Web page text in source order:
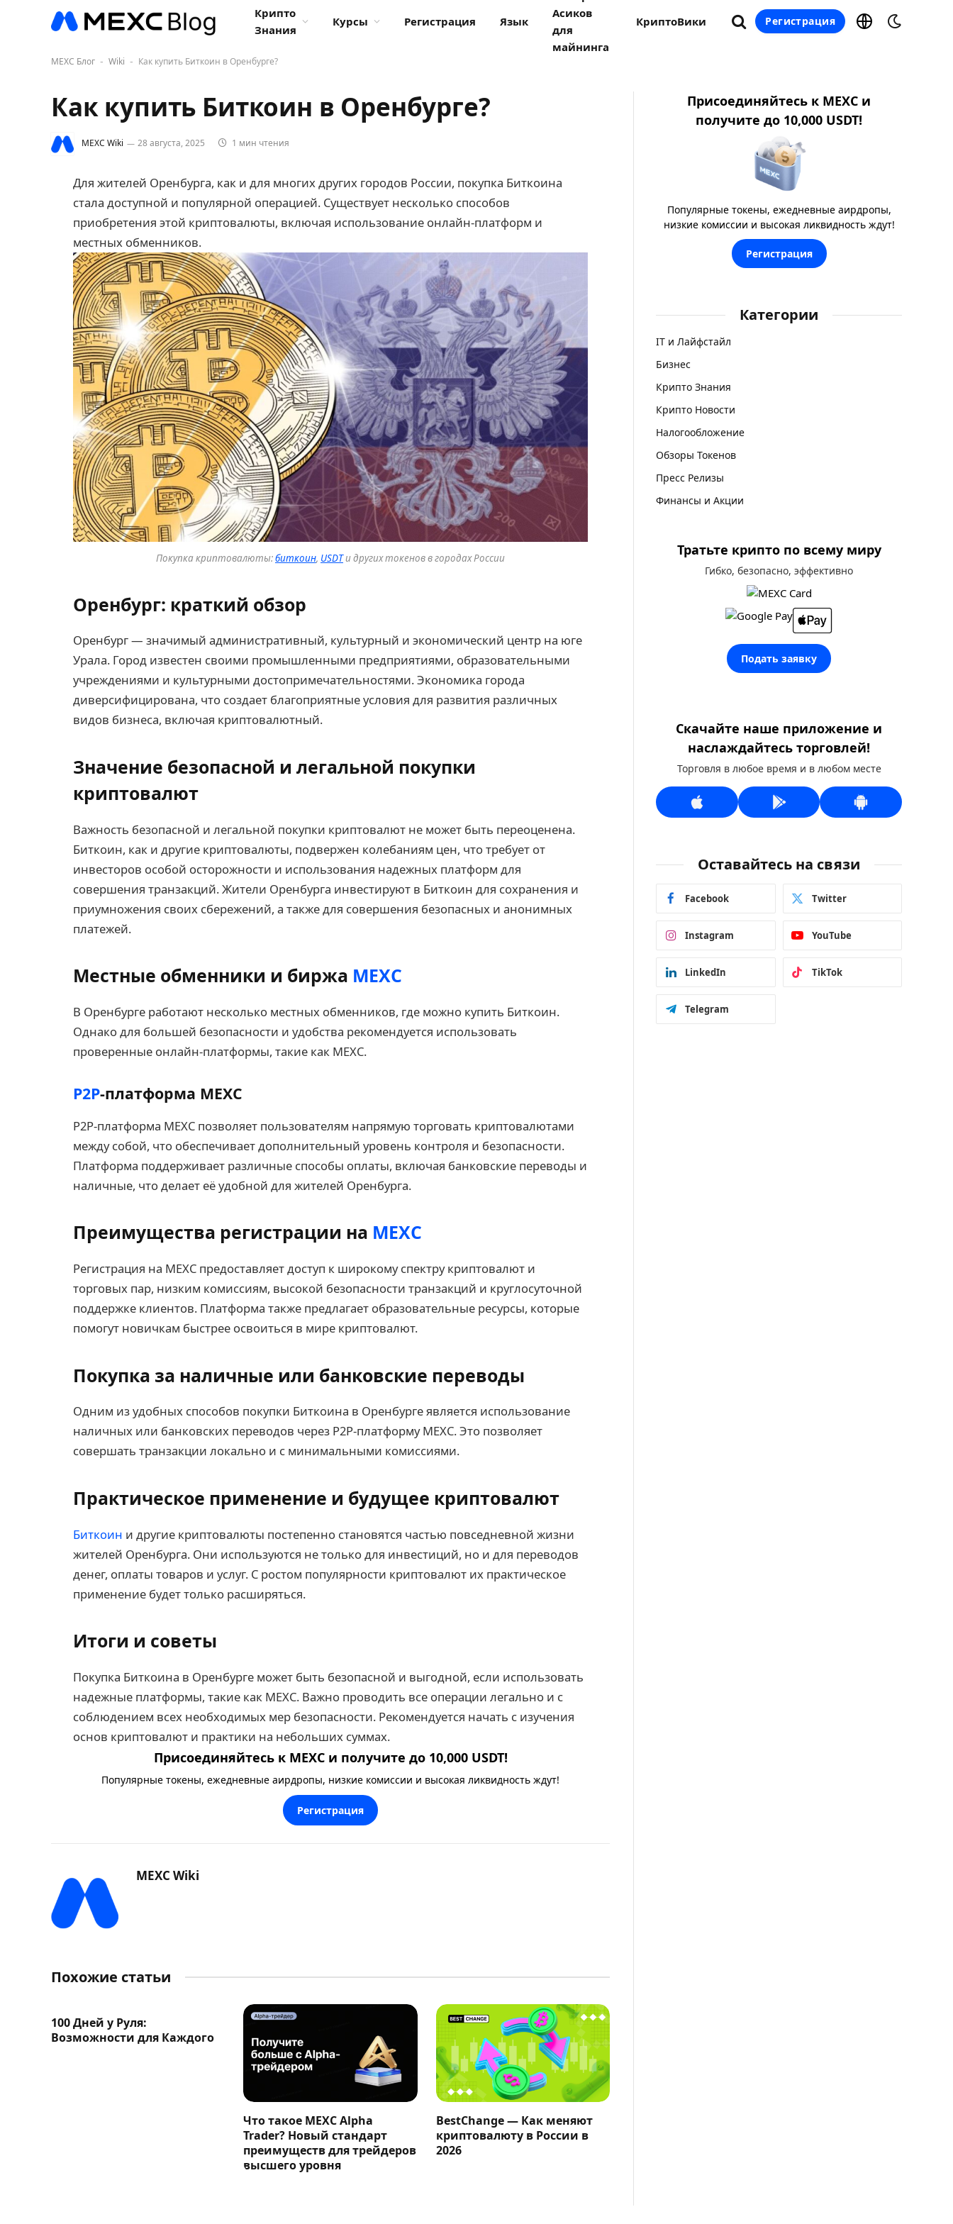
Крипто
Знания
Курсы Регистрация Язык
Асиков
для
майнинга
КриптоВики Регистрация
MEXC Блог - Wiki - Как купить Биткоин в Оренбурге?
Как купить Биткоин в Оренбурге?
MEXC Wiki 28 августа, 2025 1 мин чтения
Для жителей Оренбурга, как и для многих других городов России, покупка Биткоина
стала доступной и популярной операцией. Существует несколько способов
приобретения этой криптовалюты, включая использование онлайн-платформ и
местных обменников.
Покупка криптовалюты:биткоин, USDTи других токенов в городах России
Оренбург: краткий обзор
Оренбург — значимый административный, культурный и экономический центр на юге
Урала. Город известен своими промышленными предприятиями, образовательными
учреждениями и культурными достопримечательностями. Экономика города
диверсифицирована, что создает благоприятные условия для развития различных
видов бизнеса, включая криптовалютный.
Значение безопасной и легальной покупки
криптовалют
Важность безопасной и легальной покупки криптовалют не может быть переоценена.
Биткоин, как и другие криптовалюты, подвержен колебаниям цен, что требует от
инвесторов особой осторожности и использования надежных платформ для
совершения транзакций. Жители Оренбурга инвестируют в Биткоин для сохранения и
приумножения своих сбережений, а также для совершения безопасных и анонимных
платежей.
Местные обменники и биржа MEXC
В Оренбурге работают несколько местных обменников, где можно купить Биткоин.
Однако для большей безопасности и удобства рекомендуется использовать
проверенные онлайн-платформы, такие как MEXC.
P2P-платформа MEXC
P2P-платформа MEXC позволяет пользователям напрямую торговать криптовалютами
между собой, что обеспечивает дополнительный уровень контроля и безопасности.
Платформа поддерживает различные способы оплаты, включая банковские переводы и
наличные, что делает её удобной для жителей Оренбурга.
Преимущества регистрации на MEXC
Регистрация на MEXC предоставляет доступ к широкому спектру криптовалют и
торговых пар, низким комиссиям, высокой безопасности транзакций и круглосуточной
поддержке клиентов. Платформа также предлагает образовательные ресурсы, которые
помогут новичкам быстрее освоиться в мире криптовалют.
Покупка за наличные или банковские переводы
Одним из удобных способов покупки Биткоина в Оренбурге является использование
наличных или банковских переводов через P2P-платформу MEXC. Это позволяет
совершать транзакции локально и с минимальными комиссиями.
Практическое применение и будущее криптовалют
Биткоин и другие криптовалюты постепенно становятся частью повседневной жизни
жителей Оренбурга. Они используются не только для инвестиций, но и для переводов
денег, оплаты товаров и услуг. С ростом популярности криптовалют их практическое
применение будет только расширяться.
Итоги и советы
Покупка Биткоина в Оренбурге может быть безопасной и выгодной, если использовать
надежные платформы, такие как MEXC. Важно проводить все операции легально и с
соблюдением всех необходимых мер безопасности. Рекомендуется начать с изучения
основ криптовалют и практики на небольших суммах.
Присоединяйтесь к MEXC и получите до 10,000 USDT!
Популярные токены, ежедневные аирдропы, низкие комиссии и высокая ликвидность ждут!
Регистрация
MEXC Wiki
Похожие статьи
100 Дней у Руля:
Возможности для Каждого
Что такое MEXC Alpha
Trader? Новый стандарт
преимуществ для трейдеров
высшего уровня
BestChange — Как меняют
криптовалюту в России в
2026
Присоединяйтесь к MEXC и
получите до 10,000 USDT!
Популярные токены, ежедневные аирдропы,
низкие комиссии и высокая ликвидность ждут!
Регистрация
Категории
IT и Лайфстайл
Бизнес
Крипто Знания
Крипто Новости
Налогообложение
Обзоры Токенов
Пресс Релизы
Финансы и Акции
Тратьте крипто по всему миру
Гибко, безопасно, эффективно
Подать заявку
Скачайте наше приложение и
наслаждайтесь торговлей!
Торговля в любое время и в любом месте
Оставайтесь на связи
Facebook Twitter
Instagram YouTube
LinkedIn TikTok
Telegram